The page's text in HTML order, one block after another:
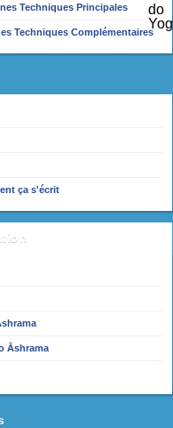
Techniques Principales
Techniques Complémentaires
ça s'écrit
Āshrama